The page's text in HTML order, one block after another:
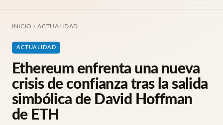
INICIO ·ACTUALIDAD
ACTUALIDAD
Ethereum enfrenta una nueva
crisis de confianza tras la salida
simbólica de David Hoffman
de ETH